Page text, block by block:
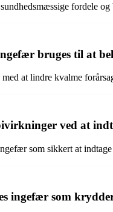
fordele
bruges til at
at lindre kvalme
ved at
som sikkert at
ingefær som